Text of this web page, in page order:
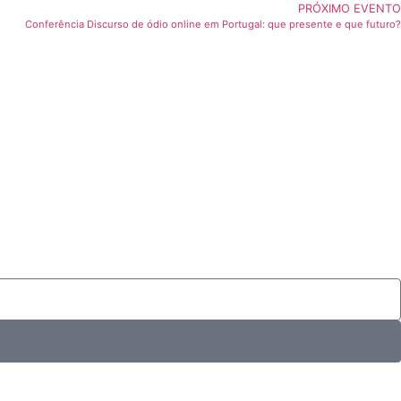
PRÓXIMO EVENTO
Conferência Discurso de ódio online em Portugal: que presente e que futuro?